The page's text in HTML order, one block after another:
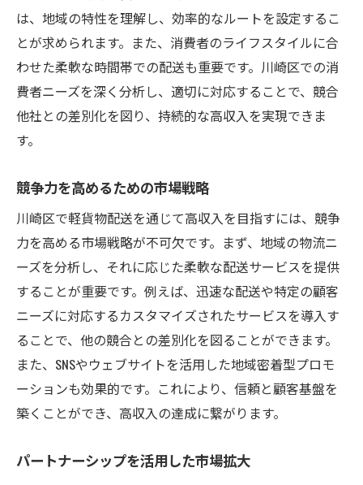
は、地域の特性を理解し、効率的なルートを設定するこ
とが求められます。また、消費者のライフスタイルに合
わせた柔軟な時間帯での配送も重要です。川崎区での消
費者ニーズを深く分析し、適切に対応することで、競合
他社との差別化を図り、持続的な高収入を実現できま
す。
競争力を高めるための市場戦略
川崎区で軽貨物配送を通じて高収入を目指すには、競争
力を高める市場戦略が不可欠です。まず、地域の物流ニ
ーズを分析し、それに応じた柔軟な配送サービスを提供
することが重要です。例えば、迅速な配送や特定の顧客
ニーズに対応するカスタマイズされたサービスを導入す
ることで、他の競合との差別化を図ることができます。
また、SNSやウェブサイトを活用した地域密着型プロモ
ーションも効果的です。これにより、信頼と顧客基盤を
築くことができ、高収入の達成に繋がります。
パートナーシップを活用した市場拡大